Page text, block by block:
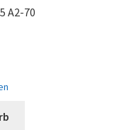
A2-70